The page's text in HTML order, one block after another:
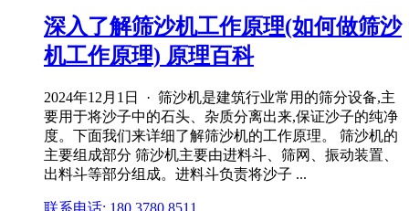
深入了解筛沙机工作原理(如何做筛沙
机工作原理) 原理百科
2024年12月1日 · 筛沙机是建筑行业常用的筛分设备,主
要用于将沙子中的石头、杂质分离出来,保证沙子的纯净
度。下面我们来详细了解筛沙机的工作原理。 筛沙机的
主要组成部分 筛沙机主要由进料斗、筛网、振动装置、
出料斗等部分组成。进料斗负责将沙子 ...